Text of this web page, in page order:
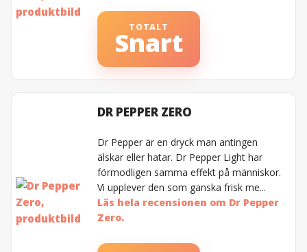
TOTALT
Snart
DR PEPPER ZERO
Dr Pepper är en dryck man antingen
älskar eller hatar. Dr Pepper Light har
förmodligen samma effekt på människor.
Vi upplever den som ganska frisk me...
Läs hela recensionen om Dr Pepper
Zero.